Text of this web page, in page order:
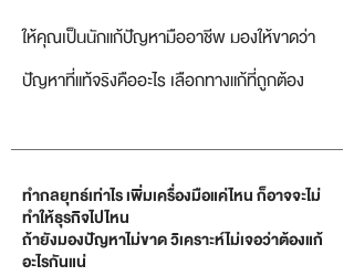
ให้คุณเป็นนักแก้ปัญหามืออาชีพ มองให้ขาดว่า
ปัญหาที่แท้จริงคืออะไร เลือกทางแก้ที่ถูกต้อง
ทำกลยุทธ์เท่าไร เพิ่มเครื่องมือแค่ไหน ก็อาจจะไม่
ทำให้ธุรกิจไปไหน
ถ้ายังมองปัญหาไม่ขาด วิเคราะห์ไม่เจอว่าต้องแก้
อะไรกันแน่